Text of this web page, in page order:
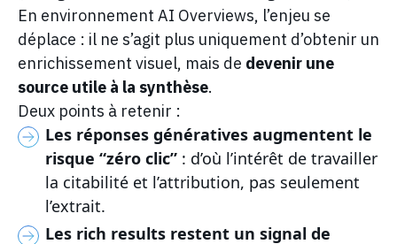
En environnement AI Overviews, l’enjeu se
déplace : il ne s’agit plus uniquement d’obtenir un
enrichissement visuel, mais de devenir une
source utile à la synthèse.
Deux points à retenir :
Les réponses génératives augmentent le
risque “zéro clic” : d’où l’intérêt de travailler
la citabilité et l’attribution, pas seulement
l’extrait.
Les rich results restent un signal de